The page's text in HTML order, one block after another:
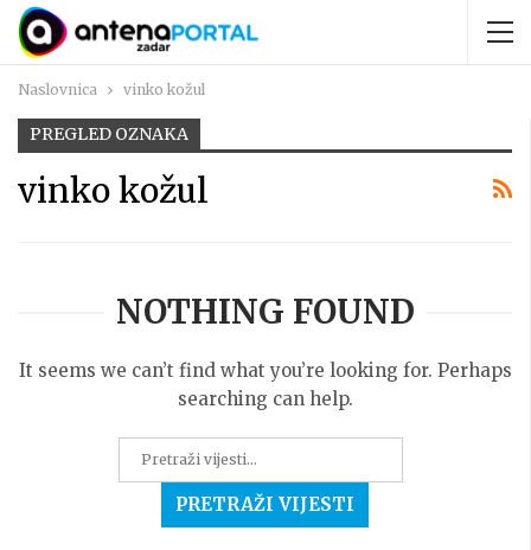
Naslovnica vinko kožul
PREGLED OZNAKA
vinko kožul
NOTHING FOUND
It seems we can’t find what you’re looking for. Perhaps
searching can help.